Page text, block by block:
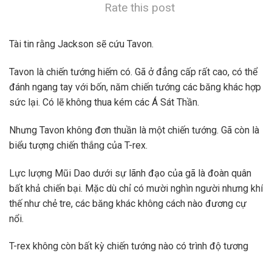
Rate this post
Tài tin rằng Jackson sẽ cứu Tavon.
Tavon là chiến tướng hiếm có. Gã ở đẳng cấp rất cao, có thể
đánh ngang tay với bốn, năm chiến tướng các băng khác hợp
sức lại. Có lẽ không thua kém các Á Sát Thần.
Nhưng Tavon không đơn thuần là một chiến tướng. Gã còn là
biểu tượng chiến thắng của T-rex.
Lực lượng Mũi Dao dưới sự lãnh đạo của gã là đoàn quân
bất khả chiến bại. Mặc dù chỉ có mười nghìn người nhưng khí
thế như chẻ tre, các băng khác không cách nào đương cự
nổi.
T-rex không còn bất kỳ chiến tướng nào có trình độ tương